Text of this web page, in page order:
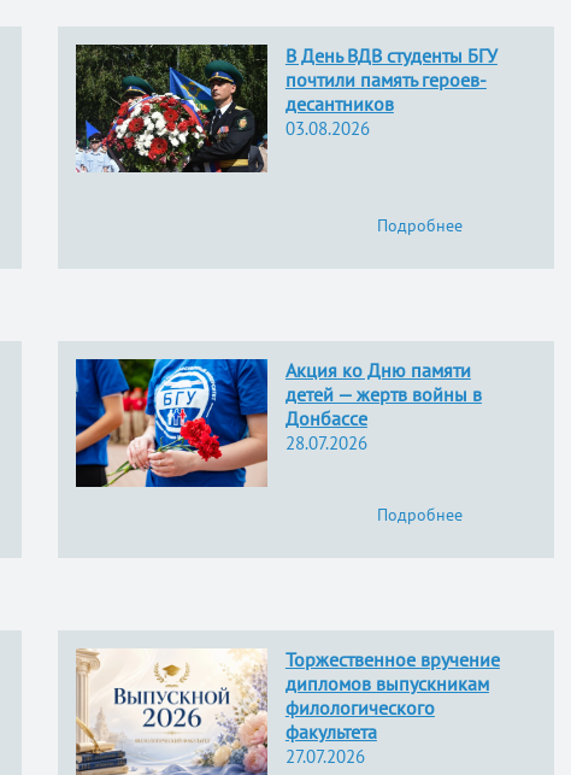
В День ВДВ студенты БГУ
почтили память героев-
десантников
03.08.2026
Подробнее
Акция ко Дню памяти
детей — жертв войны в
Донбассе
28.07.2026
Подробнее
Торжественное вручение
дипломов выпускникам
филологического
факультета
27.07.2026